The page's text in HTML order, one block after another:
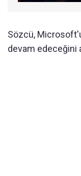
Sözcü,
devam edeceğini